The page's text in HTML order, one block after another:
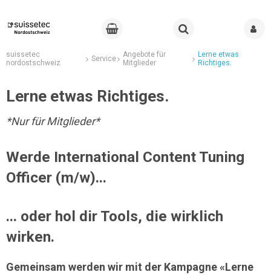
suissetec
nordostschweiz
Service
Angebote für
Mitglieder
Lerne etwas
Richtiges.
Lerne etwas Richtiges.
*Nur für Mitglieder*
Werde International Content Tuning
Officer (m/w)...
... oder hol dir Tools, die wirklich
wirken.
Gemeinsam werden wir mit der Kampagne «Lerne